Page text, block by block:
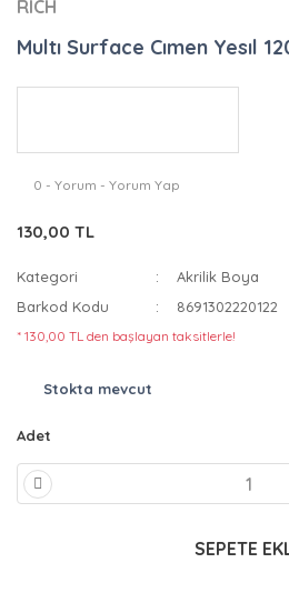
RICH
Multı Surface Cımen Yesıl
0 - Yorum - Yorum Yap
130,00 TL
Kategori
Akrilik Boya
Barkod Kodu
8691302220122
* 130,00 TL den başlayan taksitlerle!
Stokta mevcut
Adet
SEPETE